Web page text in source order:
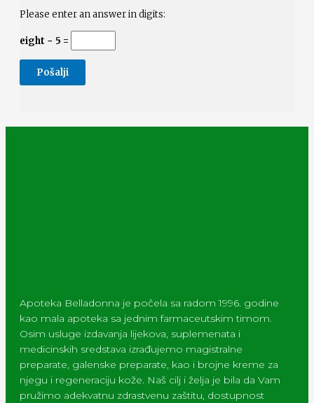
Please enter an answer in digits:
eight − 5 =
Apoteka Belladonna je počela sa radom 1996. godine
kao mala apoteka sa jednim farmaceutskim timom.
Osim usluge izdavanja lijekova, suplemenata i
medicinskih sredstava izrađujemo magistralne
preparate, galenske preparate, kao i brojne kreme za
njegu i regeneraciju kože. Naš cilj i želja je bila da Vam
pružimo adekvatnu zdrastvenu zaštitu, dostupnost